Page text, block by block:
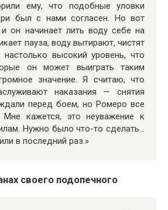
ему, что подобные уловки
был с нами согласен. Но вот
и он начинает лить воду себе на
пауза, воду вытирают, чистят
настолько высокий уровень, что
он может выиграть таким
значение. Я считаю, что
наказания — снятия
перед боем, но Ромеро все
Мне кажется, это неуважение к
Нужно было что-то сделать…
в последний раз.»
своего подопечного